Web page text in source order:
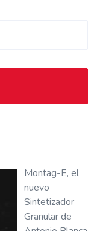
Montag-E, el
nuevo
Sintetizador
Granular de